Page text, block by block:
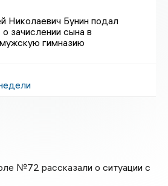
Николаевич Бунин подал
зачислении сына в
гимназию
№72 рассказали о ситуации с